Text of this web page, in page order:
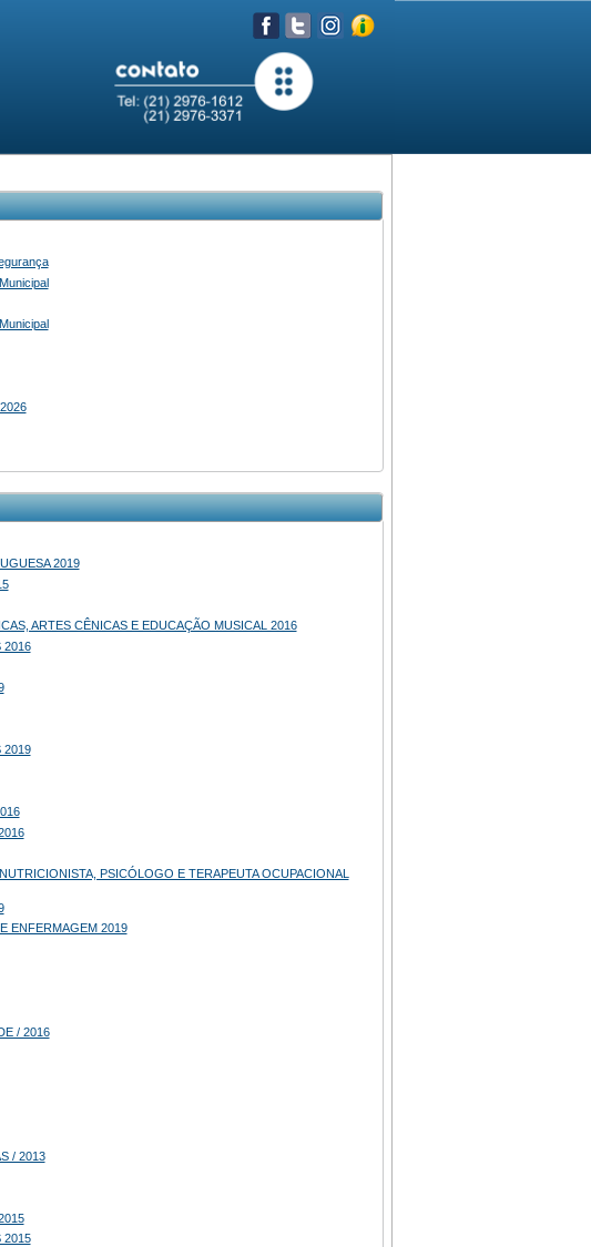
2019
ARTES CÊNICAS E EDUCAÇÃO MUSICAL 2016
2016
2019
PSICÓLOGO E TERAPEUTA OCUPACIONAL
ENFERMAGEM 2019
/ 2016
/ 2013
2015